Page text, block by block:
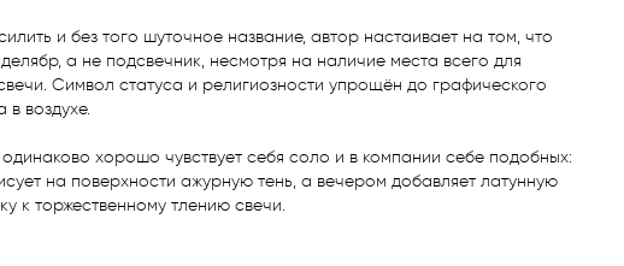
и без того шуточное название, автор настаивает на том, что
а не подсвечник, несмотря на наличие места всего для
Символ статуса и религиозности упрощён до графического
в воздухе.
одинаково хорошо чувствует себя соло и в компании себе подобных:
на поверхности ажурную тень, а вечером добавляет латунную
к торжественному тлению свечи.